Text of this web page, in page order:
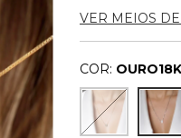
VER MEIOS
COR: OURO18K